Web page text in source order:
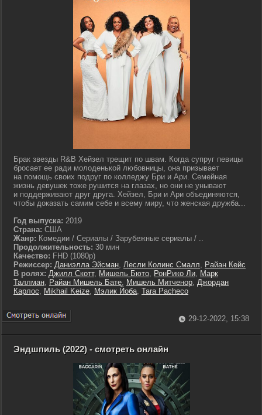
Брак звезды R&B Хейзел трещит по швам. Когда супруг певицы
бросает ее ради молоденькой любовницы, она призывает
на помощь своих подруг по колледжу Бри и Ари. Семейная
жизнь девушек тоже рушится на глазах, но они не унывают
и поддерживают друг друга. Хейзел, Бри и Ари объединяются,
чтобы доказать самим себе и всему миру, что женская дружба...
Год выпуска: 2019
Страна: США
Жанр: Комедии / Сериалы / Зарубежные сериалы / ..
Продолжительность: 30 мин
Качество: FHD (1080p)
Режиссер: Даниэлла Эйсман, Лесли Колинс Смалл, Райан Кейс
В ролях: Джилл Скотт, Мишель Бюто, РонРико Ли, Марк
Таллман, Райан Мишель Бате, Мишель Митченор, Джордан
Карлос, Mikhail Keize, Мэлик Йоба, Tara Pacheco
29-12-2022, 15:38
Эндшпиль (2022) - смотреть онлайн